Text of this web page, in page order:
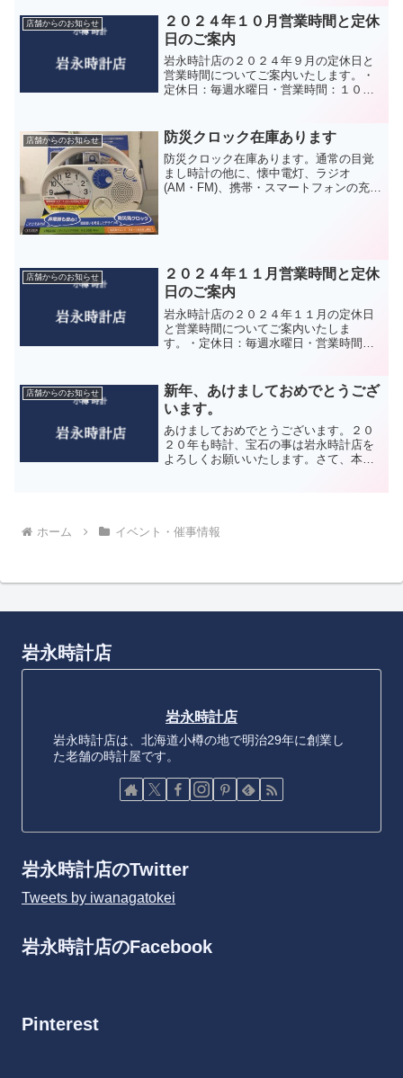
コロナウィルス対策として以下の作業を
励行しております。 入り...
店舗からのお知らせ
２０２４年１０月営業時間と定休
日のご案内
岩永時計店の２０２４年９月の定休日と
営業時間についてご案内いたします。・
定休日：毎週水曜日・営業時間：１０時
コロナウィルス対策として以下の作業を
励行しております。 一日...
店舗からのお知らせ 防災クロック在庫あります
防災クロック在庫あります。通常の目覚
まし時計の他に、懐中電灯、ラジオ
(AM・FM)、携帯・スマートフォンの充電
店舗からのお知らせ
２０２４年１１月営業時間と定休
日のご案内
岩永時計店の２０２４年１１月の定休日
と営業時間についてご案内いたしま
す。・定休日：毎週水曜日・営業時間：
では、コロナウィルス対策として以下の
作業を励行しております。 一...
店舗からのお知らせ
新年、あけましておめでとうござ
います。
あけましておめでとうございます。２０
２０年も時計、宝石の事は岩永時計店を
よろしくお願いいたします。さて、本日
ホーム
イベント・催事情報
岩永時計店
岩永時計店
岩永時計店は、北海道小樽の地で明治29年に創業し
た老舗の時計屋です。
岩永時計店のTwitter
Tweets by iwanagatokei
岩永時計店のFacebook
Pinterest